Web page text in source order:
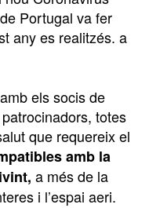
Portugal va fer
any es realitzés. a
els socis de
totes
que requereix el
amb la
a més de la
i l’espai aeri.